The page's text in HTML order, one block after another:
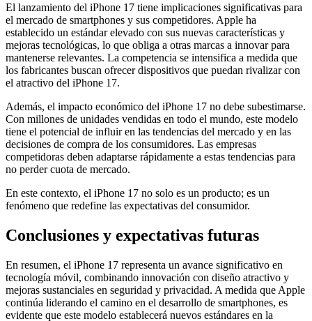
El lanzamiento del iPhone 17 tiene implicaciones significativas para
el mercado de smartphones y sus competidores. Apple ha
establecido un estándar elevado con sus nuevas características y
mejoras tecnológicas, lo que obliga a otras marcas a innovar para
mantenerse relevantes. La competencia se intensifica a medida que
los fabricantes buscan ofrecer dispositivos que puedan rivalizar con
el atractivo del iPhone 17.
Además, el impacto económico del iPhone 17 no debe subestimarse.
Con millones de unidades vendidas en todo el mundo, este modelo
tiene el potencial de influir en las tendencias del mercado y en las
decisiones de compra de los consumidores. Las empresas
competidoras deben adaptarse rápidamente a estas tendencias para
no perder cuota de mercado.
En este contexto, el iPhone 17 no solo es un producto; es un
fenómeno que redefine las expectativas del consumidor.
Conclusiones y expectativas futuras
En resumen, el iPhone 17 representa un avance significativo en
tecnología móvil, combinando innovación con diseño atractivo y
mejoras sustanciales en seguridad y privacidad. A medida que Apple
continúa liderando el camino en el desarrollo de smartphones, es
evidente que este modelo establecerá nuevos estándares en la